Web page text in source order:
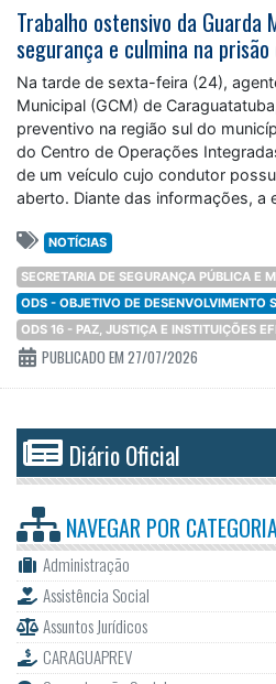
Trabalho ostensivo da Guarda
segurança e culmina na
Na tarde de sexta-feira (24),
Municipal (GCM) de
preventivo na região sul do
do Centro de Operações
de um veículo cujo condutor
aberto. Diante das informações, a
NOTÍCIAS
SECRETARIA DE SEGURANÇA PÚBLICA E
ODS - OBJETIVO DE DESENVOLVIMENTO
ODS 16 - PAZ, JUSTIÇA E INSTITUIÇÕES
PUBLICADO EM 27/07/2026
Diário Oficial
NAVEGAR POR
Administração
Assistência Social
Assuntos Jurídicos
CARAGUAPREV